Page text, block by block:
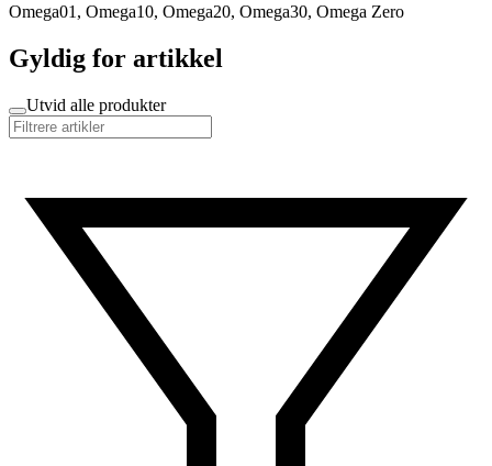
Omega01, Omega10, Omega20, Omega30, Omega Zero
Gyldig for artikkel
Utvid alle produkter